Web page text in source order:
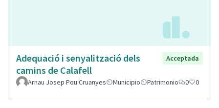
Adequació i senyalització dels
camins de Calafell
Acceptada
Arnau Josep Pou Cruanyes Municipio Patrimonio 0 0